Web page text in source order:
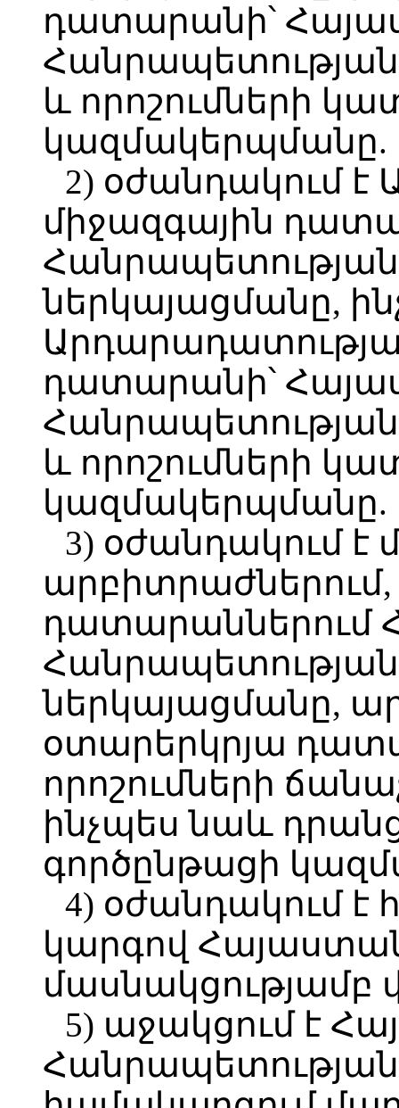
դատարանի՝
Հանրապետության
և որոշումների
կազմակերպմանը.
2) օժանդակում
միջազգային
Հանրապետության
ներկայացմանը,
դատարանի՝
Հանրապետության
և որոշումների
կազմակերպմանը.
3) օժանդակում է
դատարաններում
Հանրապետության
ներկայացմանը,
օտարերկրյա
որոշումների
ինչպես նաև
գործընթացի
4) օժանդակում
կարգով
մասնակցությամբ
5) աջակցում է